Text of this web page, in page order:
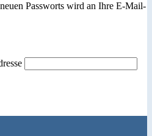
Passworts wird an Ihre E-Mail-